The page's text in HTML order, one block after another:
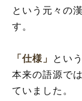
という元々の
す。
「仕様」 とい
本来の語源では
ていました。